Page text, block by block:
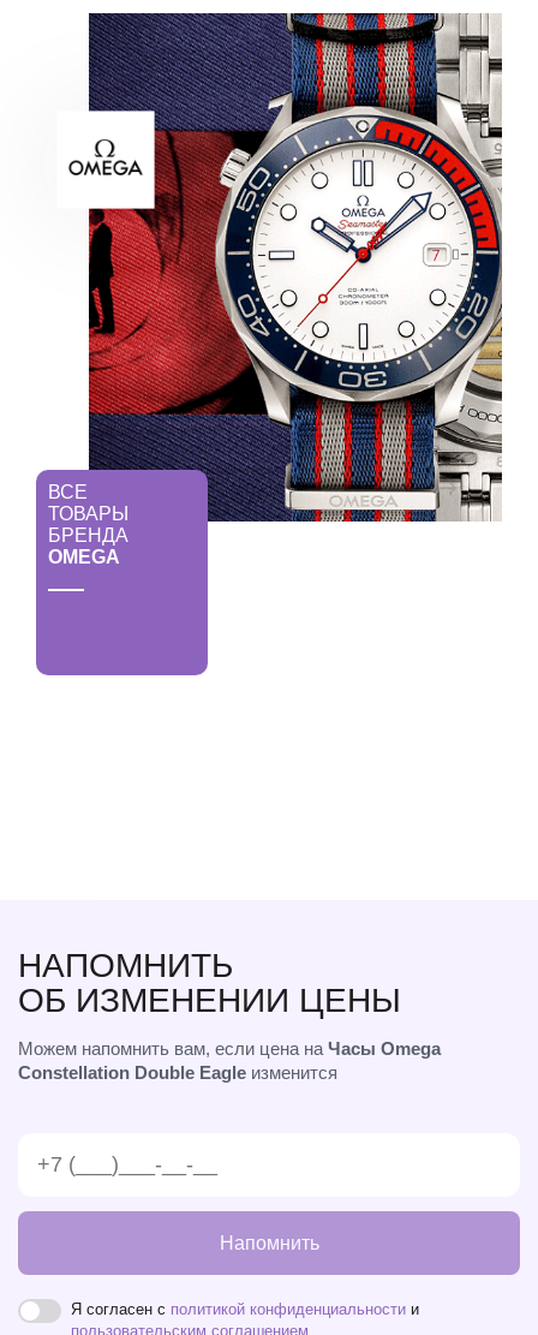
ВСЕ
ТОВАРЫ
БРЕНДА
OMEGA
НАПОМНИТЬ
ОБ ИЗМЕНЕНИИ ЦЕНЫ
Можем напомнить вам, если цена наЧасы Omega
Constellation Double Eagle изменится
Напомнить
Я согласен с политикой конфиденциальности и
пользовательским соглашением